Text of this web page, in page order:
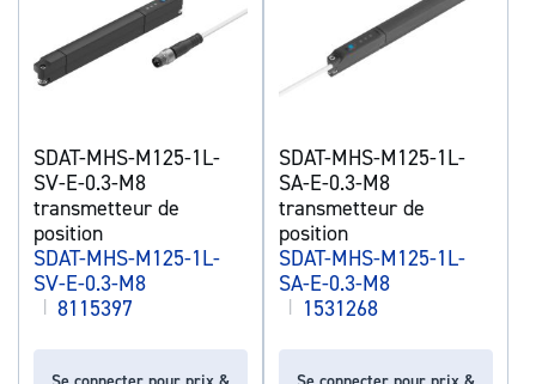
SDAT-MHS-M125-1L-
SV-E-0.3-M8
transmetteur de
position
SDAT-MHS-M125-1L-
SV-E-0.3-M8
| 8115397
SDAT-MHS-M125-1L-
SA-E-0.3-M8
transmetteur de
position
SDAT-MHS-M125-1L-
SA-E-0.3-M8
| 1531268